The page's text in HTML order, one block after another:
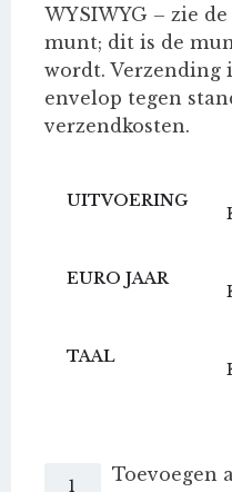
tot
€
WYSIWYG – zie
munt; dit is de
wordt. Verzending
envelop tegen
verzendkosten.
UITVOERING
EURO JAAR
TAAL
Toevoegen